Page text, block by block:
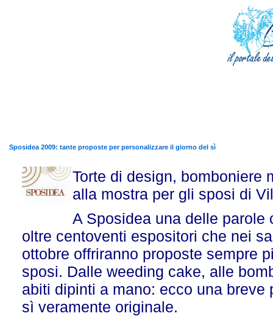
Sposidea 2009: tante proposte per personalizzare il giorno del sì
Torte di design, bomboniere
alla mostra per gli sposi di
A Sposidea una delle
oltre centoventi espositori che nei
ottobre offriranno proposte sempre
sposi. Dalle weeding cake, alle
abiti dipinti a mano: ecco una
sì veramente originale.